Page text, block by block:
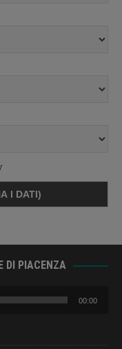
DI PIACENZA
00:00